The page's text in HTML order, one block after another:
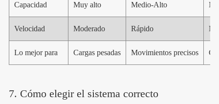
Capacidad Muy alto Medio-Alto
Velocidad Moderado Rápido
Lo mejor para Cargas pesadas Movimientos precisos
7. Cómo elegir el sistema correcto